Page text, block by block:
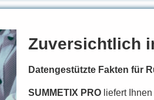
Zuversichtlich
Datengestützte Fakten für
SUMMETIX PRO liefert